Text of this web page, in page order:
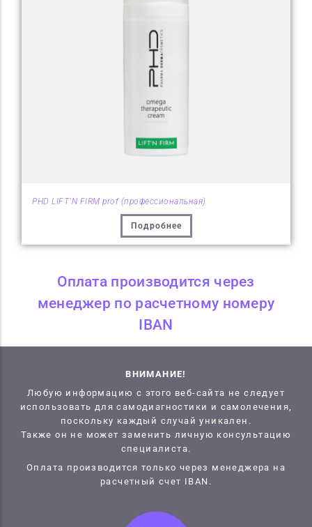
PHD LIFT`N FIRM prof (профессиональная)
Подробнее
Оплата производится через
менеджер по расчетному номеру
IBAN
ВНИМАНИЕ!
Любую информацию с этого веб-сайта не следует
использовать для самодиагностики и самолечения,
поскольку каждый случай уникален.
Также он не может заменить личную консультацию
специалиста.
Оплата производится только через менеджера на
расчетный счет IBAN.